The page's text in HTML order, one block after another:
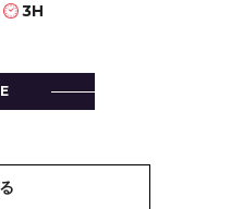
3H